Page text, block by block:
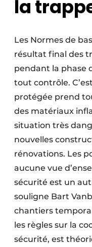
la
Les Normes de
résultat final des
pendant la phase
tout contrôle.
protégée prend
des matériaux
situation très
nouvelles
rénovations. Les
aucune vue
sécurité est un
souligne Bart
chantiers
les règles sur la
sécurité, est